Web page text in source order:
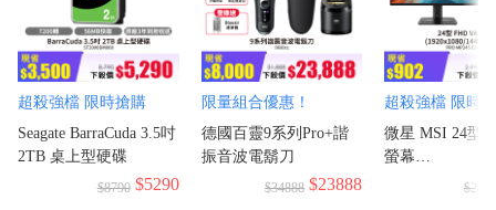
超殺強檔 限時搶購
Seagate BarraCuda 3.5吋
2TB 桌上型硬碟
$8790 $5290
限量組合優惠！
德國百靈9系列Pro+諧
振音波電鬍刀
$34888 $23888
超殺強檔 限時
微星 MSI 24型
螢幕
(1920x1080/$2990